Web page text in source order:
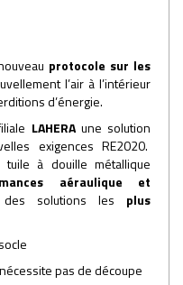
protocole sur les
l’air à l’intérieur
d’énergie.
LAHERAune solution
exigences RE2020.
à douille métallique
aéraulique et
solutions les plus
pas de découpe